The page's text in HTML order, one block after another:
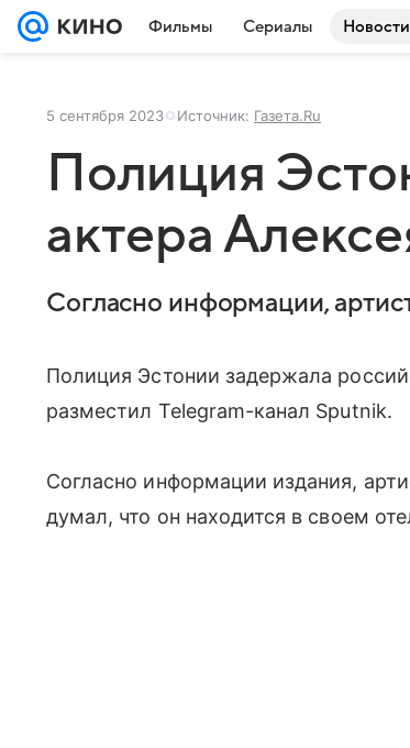
Фильмы Сериалы
5 сентября 2023 Источник: Газета.Ru
Полиция
актера
Согласно информации,
Полиция Эстонии задержала
разместил Telegram-канал Sputnik.
Согласно информации издания,
думал, что он находится в своем